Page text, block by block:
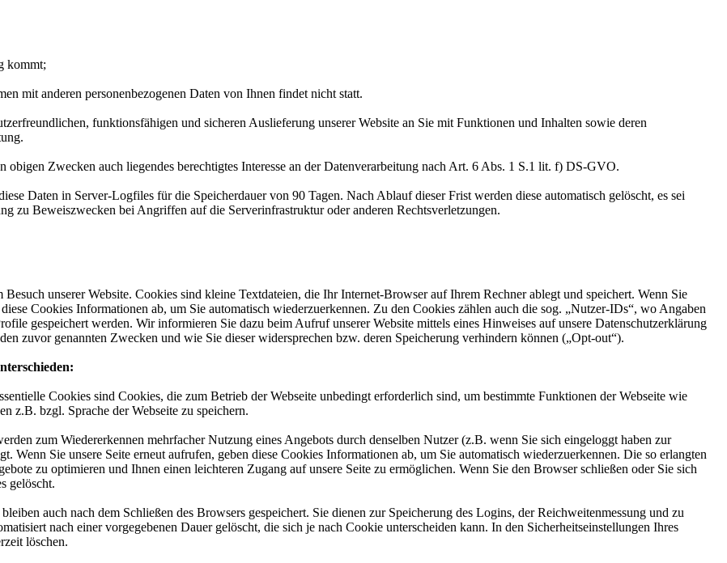
kommt;
mit anderen personenbezogenen Daten von Ihnen findet nicht statt.
funktionsfähigen und sicheren Auslieferung unserer Website an Sie mit Funktionen und Inhalten sowie deren
obigen Zwecken auch liegendes berechtigtes Interesse an der Datenverarbeitung nach Art. 6 Abs. 1 S.1 lit. f) DS-GVO.
Daten in Server-Logfiles für die Speicherdauer von 90 Tagen. Nach Ablauf dieser Frist werden diese automatisch gelöscht, es sei
zu Beweiszwecken bei Angriffen auf die Serverinfrastruktur oder anderen Rechtsverletzungen.
unserer Website. Cookies sind kleine Textdateien, die Ihr Internet-Browser auf Ihrem Rechner ablegt und speichert. Wenn Sie
Cookies Informationen ab, um Sie automatisch wiederzuerkennen. Zu den Cookies zählen auch die sog. „Nutzer-IDs“, wo Angaben
gespeichert werden. Wir informieren Sie dazu beim Aufruf unserer Website mittels eines Hinweises auf unsere Datenschutzerklärung
zuvor genannten Zwecken und wie Sie dieser widersprechen bzw. deren Speicherung verhindern können („Opt-out“).
Cookies sind Cookies, die zum Betrieb der Webseite unbedingt erforderlich sind, um bestimmte Funktionen der Webseite wie
z.B. bzgl. Sprache der Webseite zu speichern.
zum Wiedererkennen mehrfacher Nutzung eines Angebots durch denselben Nutzer (z.B. wenn Sie sich eingeloggt haben zur
Wenn Sie unsere Seite erneut aufrufen, geben diese Cookies Informationen ab, um Sie automatisch wiederzuerkennen. Die so erlangten
zu optimieren und Ihnen einen leichteren Zugang auf unsere Seite zu ermöglichen. Wenn Sie den Browser schließen oder Sie sich
gelöscht.
auch nach dem Schließen des Browsers gespeichert. Sie dienen zur Speicherung des Logins, der Reichweitenmessung und zu
nach einer vorgegebenen Dauer gelöscht, die sich je nach Cookie unterscheiden kann. In den Sicherheitseinstellungen Ihres
löschen.